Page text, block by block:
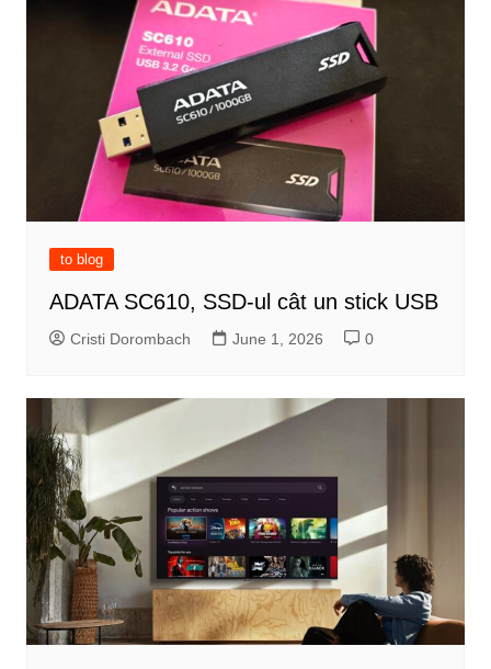
to blog
ADATA SC610, SSD-ul cât un stick USB
Cristi Dorombach June 1, 2026 0